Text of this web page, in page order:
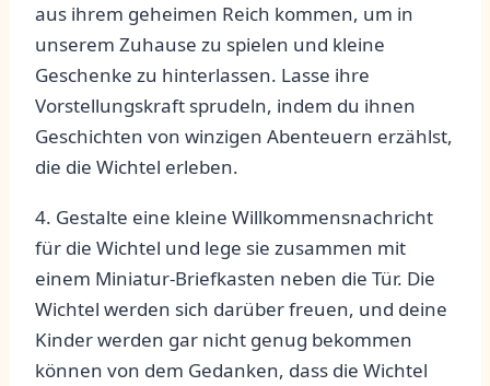
aus ihrem geheimen‌ Reich⁢ kommen, um in
unserem Zuhause zu spielen und kleine
Geschenke ⁢zu hinterlassen. Lasse ihre
Vorstellungskraft sprudeln, indem du ihnen
Geschichten von‌ winzigen Abenteuern erzählst,
die​ die ​Wichtel erleben.
4. Gestalte⁤ eine kleine Willkommensnachricht
‌für⁣ die⁢ Wichtel und‍ lege sie zusammen mit
einem ​Miniatur-Briefkasten ⁣neben die Tür.‍ Die
Wichtel‍ werden sich darüber freuen, und⁣ deine
Kinder werden gar nicht genug bekommen
‌können von dem Gedanken, ‌dass ‌die Wichtel